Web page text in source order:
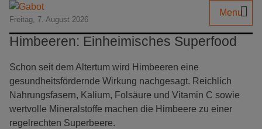
Freitag, 7. August 2026
Menu
Himbeeren: Einheimisches Superfood
Schon seit dem Altertum wird Himbeeren eine
gesundheitsfördernde Wirkung nachgesagt. Reichlich
Nahrungsfasern, Kalium, Folsäure und Vitamin C sowie
wertvolle Mineralstoffe machen die Himbeere zu einer
regelrechten Superbeere.